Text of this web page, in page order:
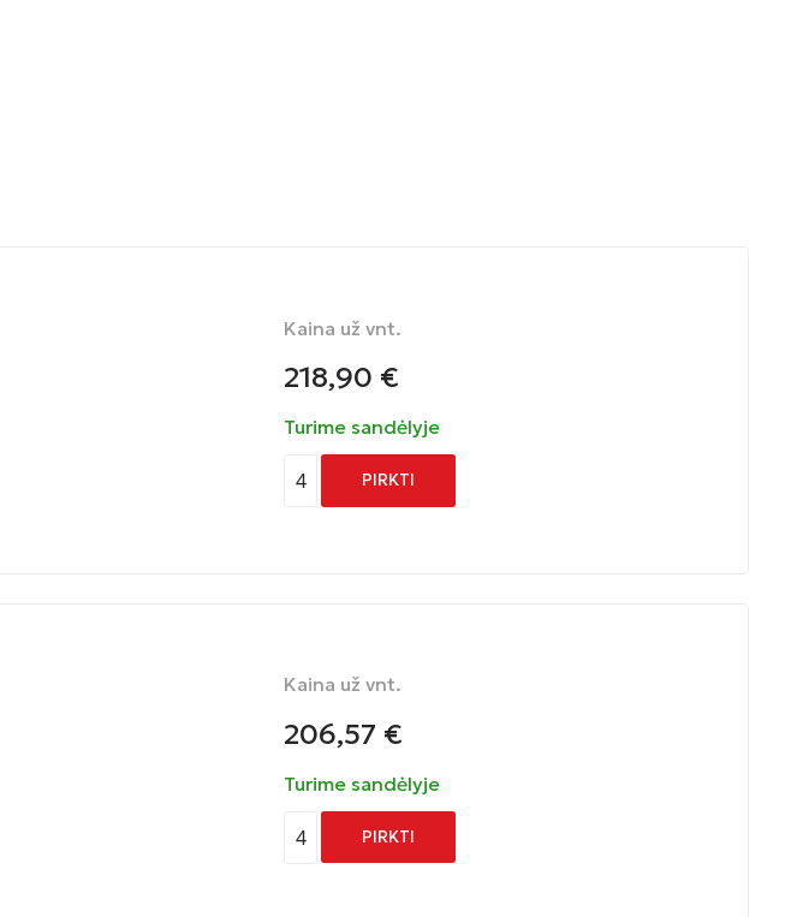
Kaina už vnt.
218,90 €
Turime sandėlyje
4 PIRKTI
Kaina už vnt.
206,57 €
Turime sandėlyje
4 PIRKTI